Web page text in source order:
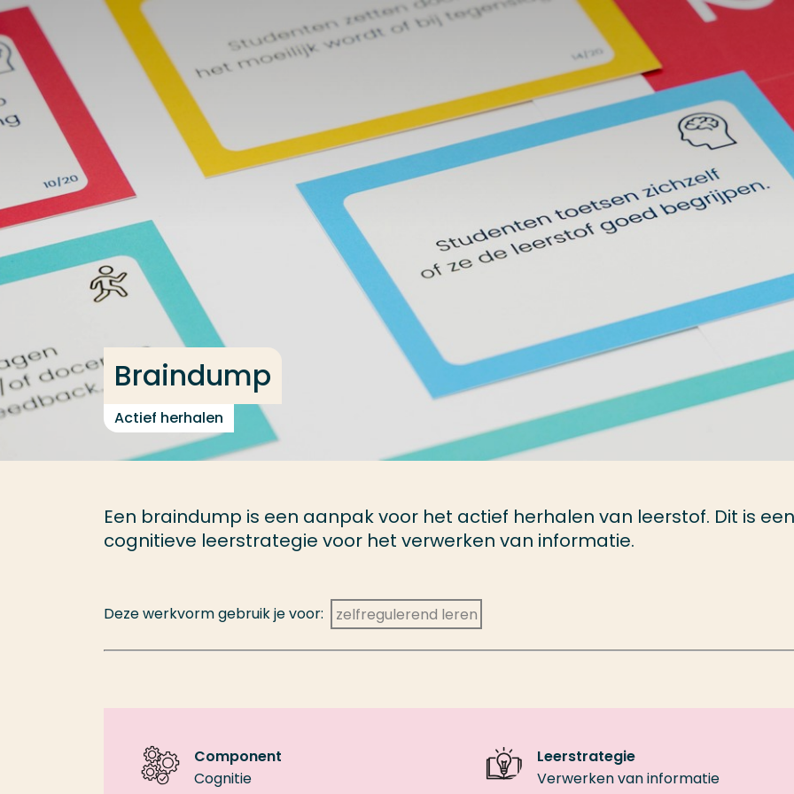
Ga direct naar de content
Braindump
Actief herhalen
Een braindump is een aanpak voor het actief herhalen van leerstof. Dit is een
cognitieve leerstrategie voor het verwerken van informatie.
Deze werkvorm gebruik je voor: zelfregulerend leren
Component
Cognitie
Leerstrategie
Verwerken van informatie
Veel gezocht
Opleiding